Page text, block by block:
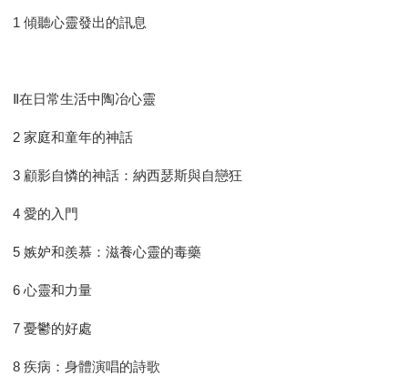
1 傾聽心靈發出的訊息
Ⅱ在日常生活中陶冶心靈
2 家庭和童年的神話
3 顧影自憐的神話：納西瑟斯與自戀狂
4 愛的入門
5 嫉妒和羨慕：滋養心靈的毒藥
6 心靈和力量
7 憂鬱的好處
8 疾病：身體演唱的詩歌